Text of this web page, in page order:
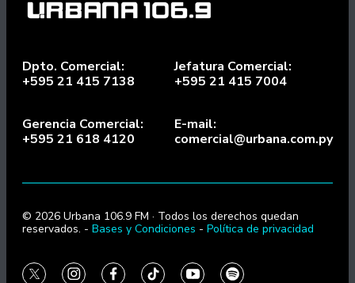
Dpto. Comercial:
+595 21 415 7138
Jefatura Comercial:
+595 21 415 7004
Gerencia Comercial:
+595 21 618 4120
E-mail:
comercial@urbana.com.py
© 2026 Urbana 106.9 FM · Todos los derechos quedan
reservados. - Bases y Condiciones - Política de privacidad